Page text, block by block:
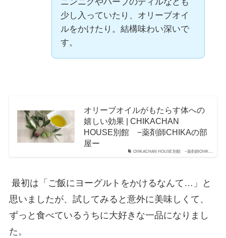
少し入っていたり、オリーブオイ
ルをかけたり。結構味わい深いで
す。
CHIKACHAN HOUSE別館 −薬剤師CHIK…
オリーブオイルがもたらす体への
嬉しい効果 | CHIKACHAN
HOUSE別館 −薬剤師CHIKAの部
屋ー
最初は「ご飯にヨーグルトをかけるなんて…」と
思いましたが、試してみると意外に美味しくて、
ずっと食べているうちに大好きな一品になりまし
た。